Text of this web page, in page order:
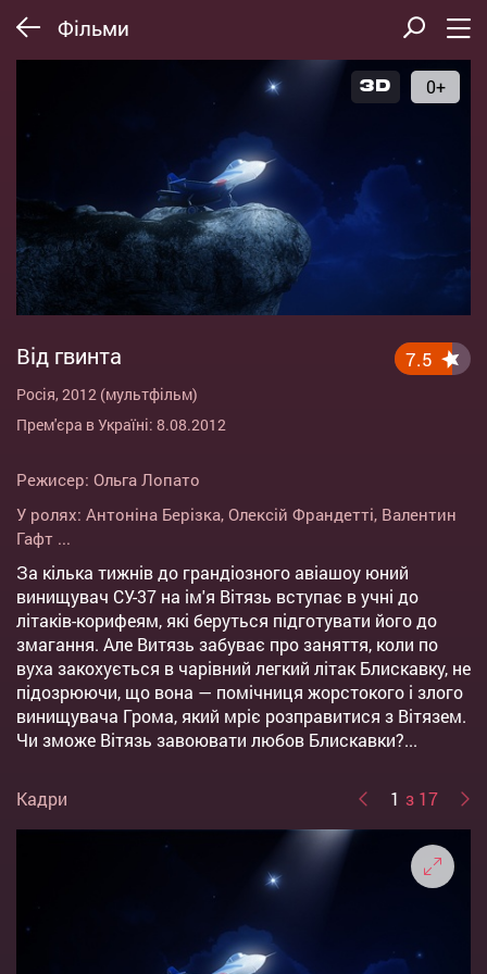
Фільми
0+
Від гвинта
Росія, 2012 (мультфільм)
Прем'єра в Україні: 8.08.2012
7.5
Режисер: Ольга Лопато
У ролях: Антоніна Берізка, Олексій Франдетті, Валентин
Гафт ...
За кілька тижнів до грандіозного авіашоу юний
винищувач СУ-37 на ім'я Вітязь вступає в учні до
літаків-корифеям, які беруться підготувати його до
змагання. Але Витязь забуває про заняття, коли по
вуха закохується в чарівний легкий літак Блискавку, не
підозрюючи, що вона — помічниця жорстокого і злого
винищувача Грома, який мріє розправитися з Вітязем.
Чи зможе Вітязь завоювати любов Блискавки?...
Кадри 1 з 17